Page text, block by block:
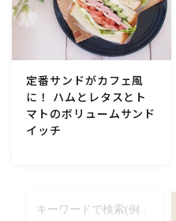
定番サンドがカフェ風
に！ ハムとレタスとト
マトのボリュームサンド
イッチ